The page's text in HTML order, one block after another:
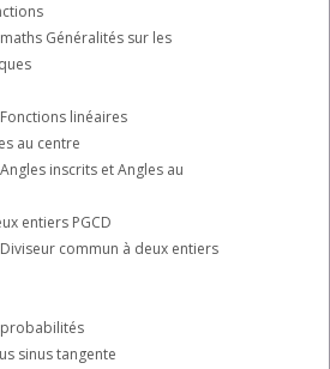
Généralités sur les
linéaires
au centre
inscrits et Angles au
entiers PGCD
commun à deux entiers
probabilités
sinus tangente